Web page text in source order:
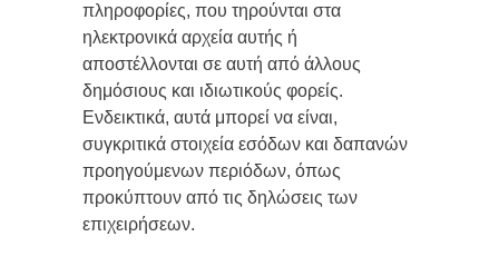
πληροφορίες, που τηρούνται στα
ηλεκτρονικά αρχεία αυτής ή
αποστέλλονται σε αυτή από άλλους
δημόσιους και ιδιωτικούς φορείς.
Ενδεικτικά, αυτά μπορεί να είναι,
συγκριτικά στοιχεία εσόδων και δαπανών
προηγούμενων περιόδων, όπως
προκύπτουν από τις δηλώσεις των
επιχειρήσεων.